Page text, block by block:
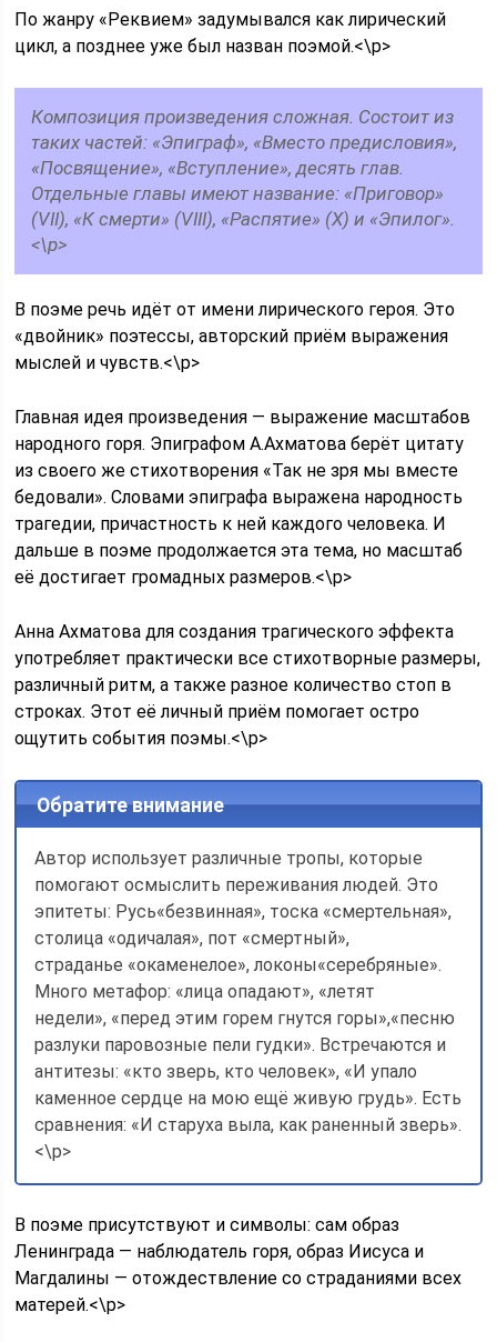
По жанру «Реквием» задумывался как лирический
цикл, а позднее уже был назван поэмой.<\p>
Композиция произведения сложная. Состоит из
таких частей: «Эпиграф», «Вместо предисловия»,
«Посвящение», «Вступление», десять глав.
Отдельные главы имеют название: «Приговор»
(VII), «К смерти» (VIII), «Распятие» (X) и «Эпилог».
<\p>
В поэме речь идёт от имени лирического героя. Это
«двойник» поэтессы, авторский приём выражения
мыслей и чувств.<\p>
Главная идея произведения — выражение масштабов
народного горя. Эпиграфом А.Ахматова берёт цитату
из своего же стихотворения «Так не зря мы вместе
бедовали». Словами эпиграфа выражена народность
трагедии, причастность к ней каждого человека. И
дальше в поэме продолжается эта тема, но масштаб
её достигает громадных размеров.<\p>
Анна Ахматова для создания трагического эффекта
употребляет практически все стихотворные размеры,
различный ритм, а также разное количество стоп в
строках. Этот её личный приём помогает остро
ощутить события поэмы.<\p>
Обратите внимание
Автор использует различные тропы, которые
помогают осмыслить переживания людей. Это
эпитеты: Русь«безвинная», тоска «смертельная»,
столица «одичалая», пот «смертный»,
страданье «окаменелое», локоны«серебряные».
Много метафор: «лица опадают», «летят
недели», «перед этим горем гнутся горы»,«песню
разлуки паровозные пели гудки». Встречаются и
антитезы: «кто зверь, кто человек», «И упало
каменное сердце на мою ещё живую грудь». Есть
сравнения: «И старуха выла, как раненный зверь».
<\p>
В поэме присутствуют и символы: сам образ
Ленинграда — наблюдатель горя, образ Иисуса и
Магдалины — отождествление со страданиями всех
матерей.<\p>